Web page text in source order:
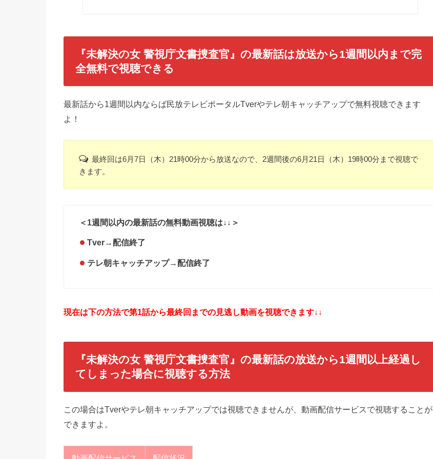
『未解決の女 警視庁文書捜査官』 の最新話は放送から1週間以内まで完
全無料で視聴できる
最新話から1週間以内ならば民放テレビポータルTverやテレ朝キャッチアップで無料視聴できます
よ！
最終回は6月7日（木）21時00分から放送なので、2週間後の6月21日（木）19時00分まで視聴で
きます。
＜1週間以内の最新話の無料動画視聴は↓↓＞
Tver→配信終了
テレ朝キャッチアップ→配信終了
現在は下の方法で第1話から最終回までの見逃し動画を視聴できます↓↓
『未解決の女 警視庁文書捜査官』の最新話の放送から1週間以上経過し
てしまった場合に視聴する方法
この場合はTverやテレ朝キャッチアップでは視聴できませんが、動画配信サービスで視聴することが
できますよ。